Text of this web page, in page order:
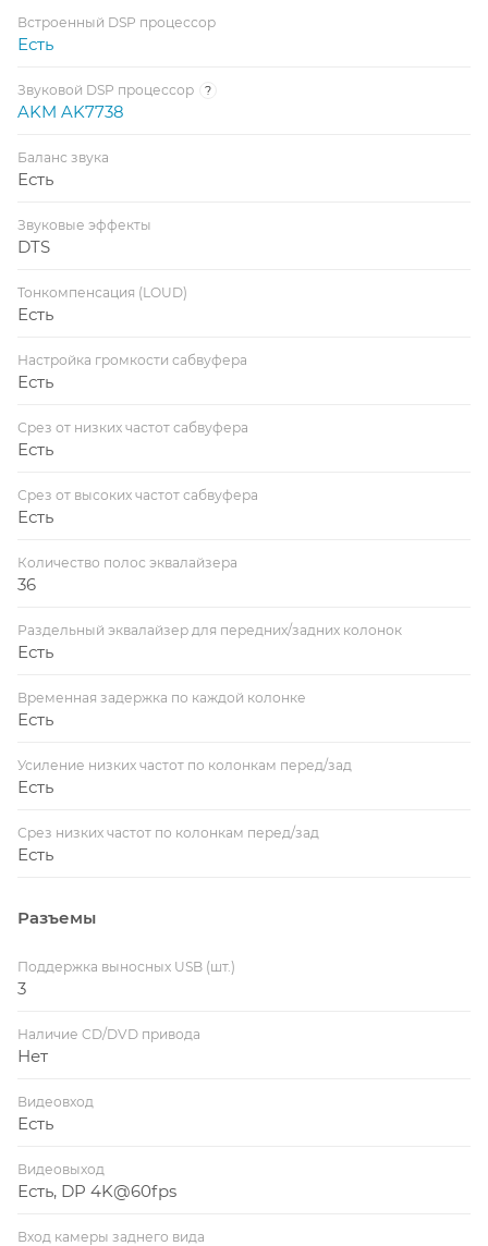
Встроенный DSP процессор
Есть
Звуковой DSP процессор ?
AKM AK7738
Баланс звука
Есть
Звуковые эффекты
DTS
Тонкомпенсация (LOUD)
Есть
Настройка громкости сабвуфера
Есть
Срез от низких частот сабвуфера
Есть
Срез от высоких частот сабвуфера
Есть
Количество полос эквалайзера
36
Раздельный эквалайзер для передних/задних колонок
Есть
Временная задержка по каждой колонке
Есть
Усиление низких частот по колонкам перед/зад
Есть
Срез низких частот по колонкам перед/зад
Есть
Разъемы
Поддержка выносных USB (шт.)
3
Наличие CD/DVD привода
Нет
Видеовход
Есть
Видеовыход
Есть, DP 4K@60fps
Вход камеры заднего вида